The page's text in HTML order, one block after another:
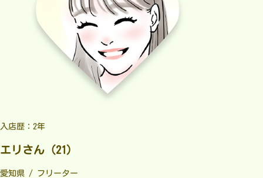
入店歴：2年
エリさん（21）
愛知県 / フリーター